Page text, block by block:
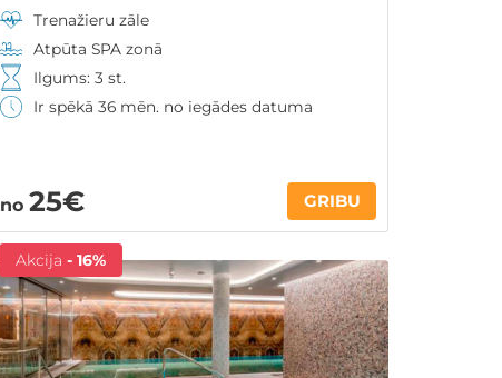
Trenažieru zāle
Atpūta SPA zonā
Ilgums: 3 st.
Ir spēkā 36 mēn. no iegādes datuma
no 25€ GRIBU
Akcija - 16%